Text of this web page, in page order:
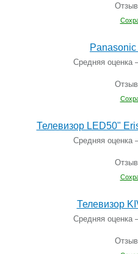
Средняя оценка
Телевизор LED50"
Средняя оценка
Телевизор
Средняя оценка